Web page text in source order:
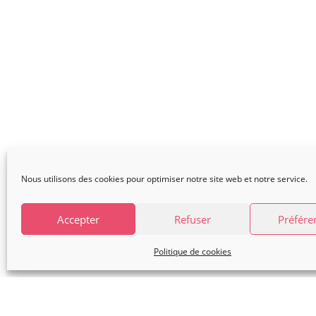
Nous utilisons des cookies pour optimiser notre site web et notre service.
Accepter Refuser
Politique de cookies